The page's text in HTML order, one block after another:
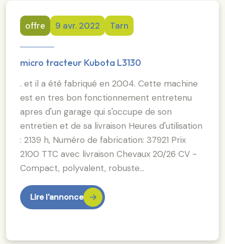
offre 9 avr. 2022 Tarn
micro tracteur Kubota L3130
. et il a été fabriqué en 2004. Cette machine
est en tres bon fonctionnement entretenu
apres d'un garage qui s'occupe de son
entretien et de sa livraison Heures d'utilisation
: 2139 h, Numéro de fabrication: 37921 Prix
2100 TTC avec livraison Chevaux 20/26 CV -
Compact, polyvalent, robuste…
Lire l'annonce